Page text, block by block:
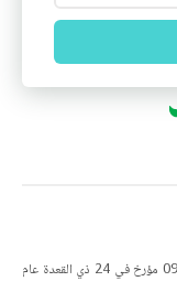
قانون رقم 26-09 يتضمن قانون المرور PDF قانون رقم 26-09 مؤرخ في 24 ذي القعدة عام